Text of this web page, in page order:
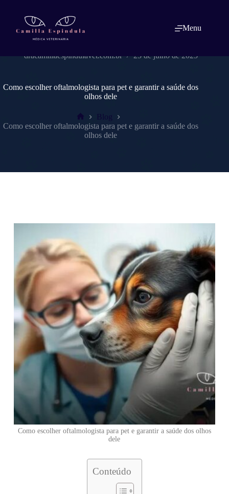
conteúdo
Menu
dracamillaespindulavet.com.br 25 de julho de 2025
Como escolher oftalmologista para pet e garantir a saúde dos
olhos dele
Home
Blog
Como escolher oftalmologista para pet e garantir a saúde dos
olhos dele
Como escolher oftalmologista para pet e garantir a saúde dos olhos
dele
Conteúdo